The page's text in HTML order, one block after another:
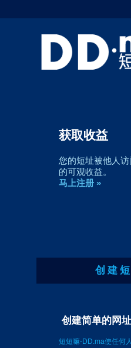
创建简单到
短短嘛-DD.ma可
短网址
马上注册 »
创 建
创建简